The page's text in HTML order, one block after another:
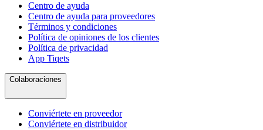
Centro de ayuda
Centro de ayuda para proveedores
Términos y condiciones
Política de opiniones de los clientes
Política de privacidad
App Tiqets
Colaboraciones
Conviértete en proveedor
Conviértete en distribuidor